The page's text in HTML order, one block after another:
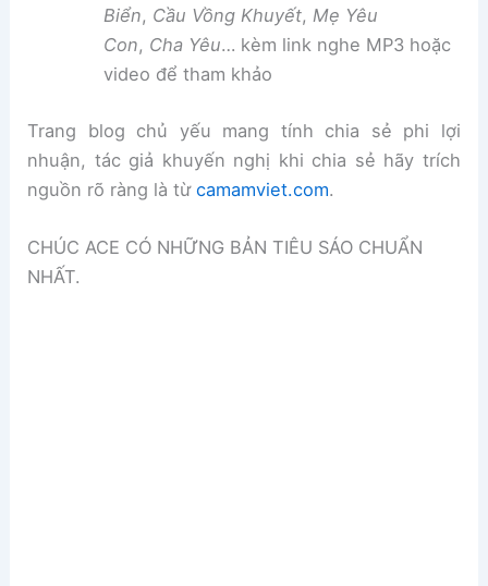
Biển, Cầu Vồng Khuyết, Mẹ Yêu
Con, Cha Yêu… kèm link nghe MP3 hoặc
video để tham khảo
Trang blog chủ yếu mang tính chia sẻ phi lợi
nhuận, tác giả khuyến nghị khi chia sẻ hãy trích
nguồn rõ ràng là từcamamviet.com.
CHÚC ACE CÓ NHỮNG BẢN TIÊU SÁO CHUẨN
NHẤT.